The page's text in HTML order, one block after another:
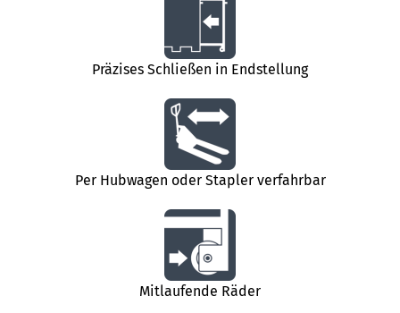
Präzises Schließen in Endstellung
Per Hubwagen oder Stapler verfahrbar
Mitlaufende Räder